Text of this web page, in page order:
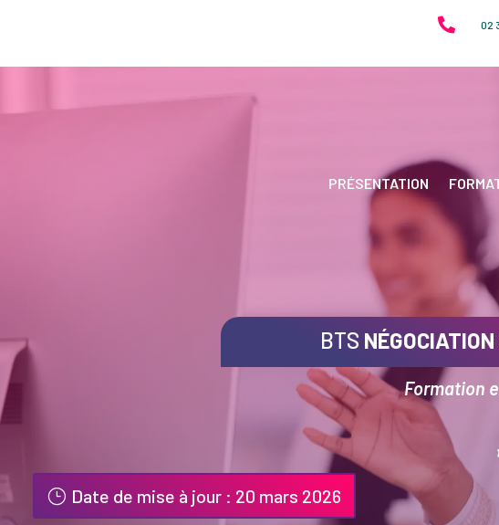
 02
PRÉSENTATION
BTS
Formation
Date de mise à jour : 20 mars 2026